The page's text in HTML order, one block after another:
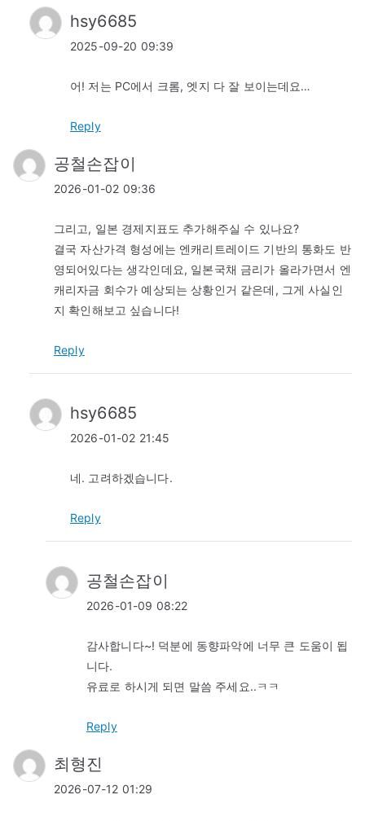
hsy6685
2025-09-20 09:39
어! 저는 PC에서 크롬, 엣지 다 잘 보이는데요…
Reply
공철손잡이
2026-01-02 09:36
그리고, 일본 경제지표도 추가해주실 수 있나요?
결국 자산가격 형성에는 엔캐리트레이드 기반의 통화도 반
영되어있다는 생각인데요, 일본국채 금리가 올라가면서 엔
캐리자금 회수가 예상되는 상황인거 같은데, 그게 사실인
지 확인해보고 싶습니다!
Reply
hsy6685
2026-01-02 21:45
네. 고려하겠습니다.
Reply
공철손잡이
2026-01-09 08:22
감사합니다~! 덕분에 동향파악에 너무 큰 도움이 됩
니다.
유료로 하시게 되면 말씀 주세요..ㅋㅋ
Reply
최형진
2026-07-12 01:29